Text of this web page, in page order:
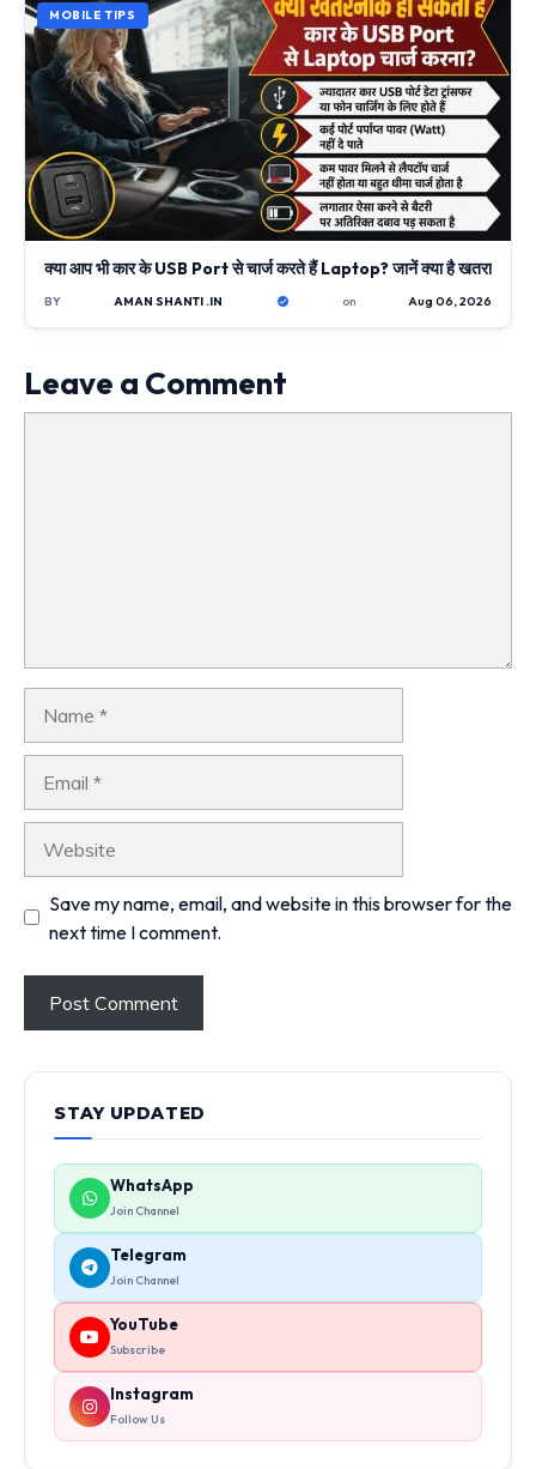
MOBILE TIPS
क्या आप भी कार के USB Port से चार्ज करते हैं Laptop? जानें क्या है खतरा
BY AMAN SHANTI .IN on Aug 06, 2026
Leave a Comment
Save my name, email, and website in this browser for the
next time I comment.
STAY UPDATED
WhatsApp
Join Channel
Telegram
Join Channel
YouTube
Subscribe
Instagram
Follow Us